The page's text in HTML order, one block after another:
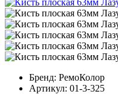
Бренд: РемоКолор
Артикул: 01-3-325